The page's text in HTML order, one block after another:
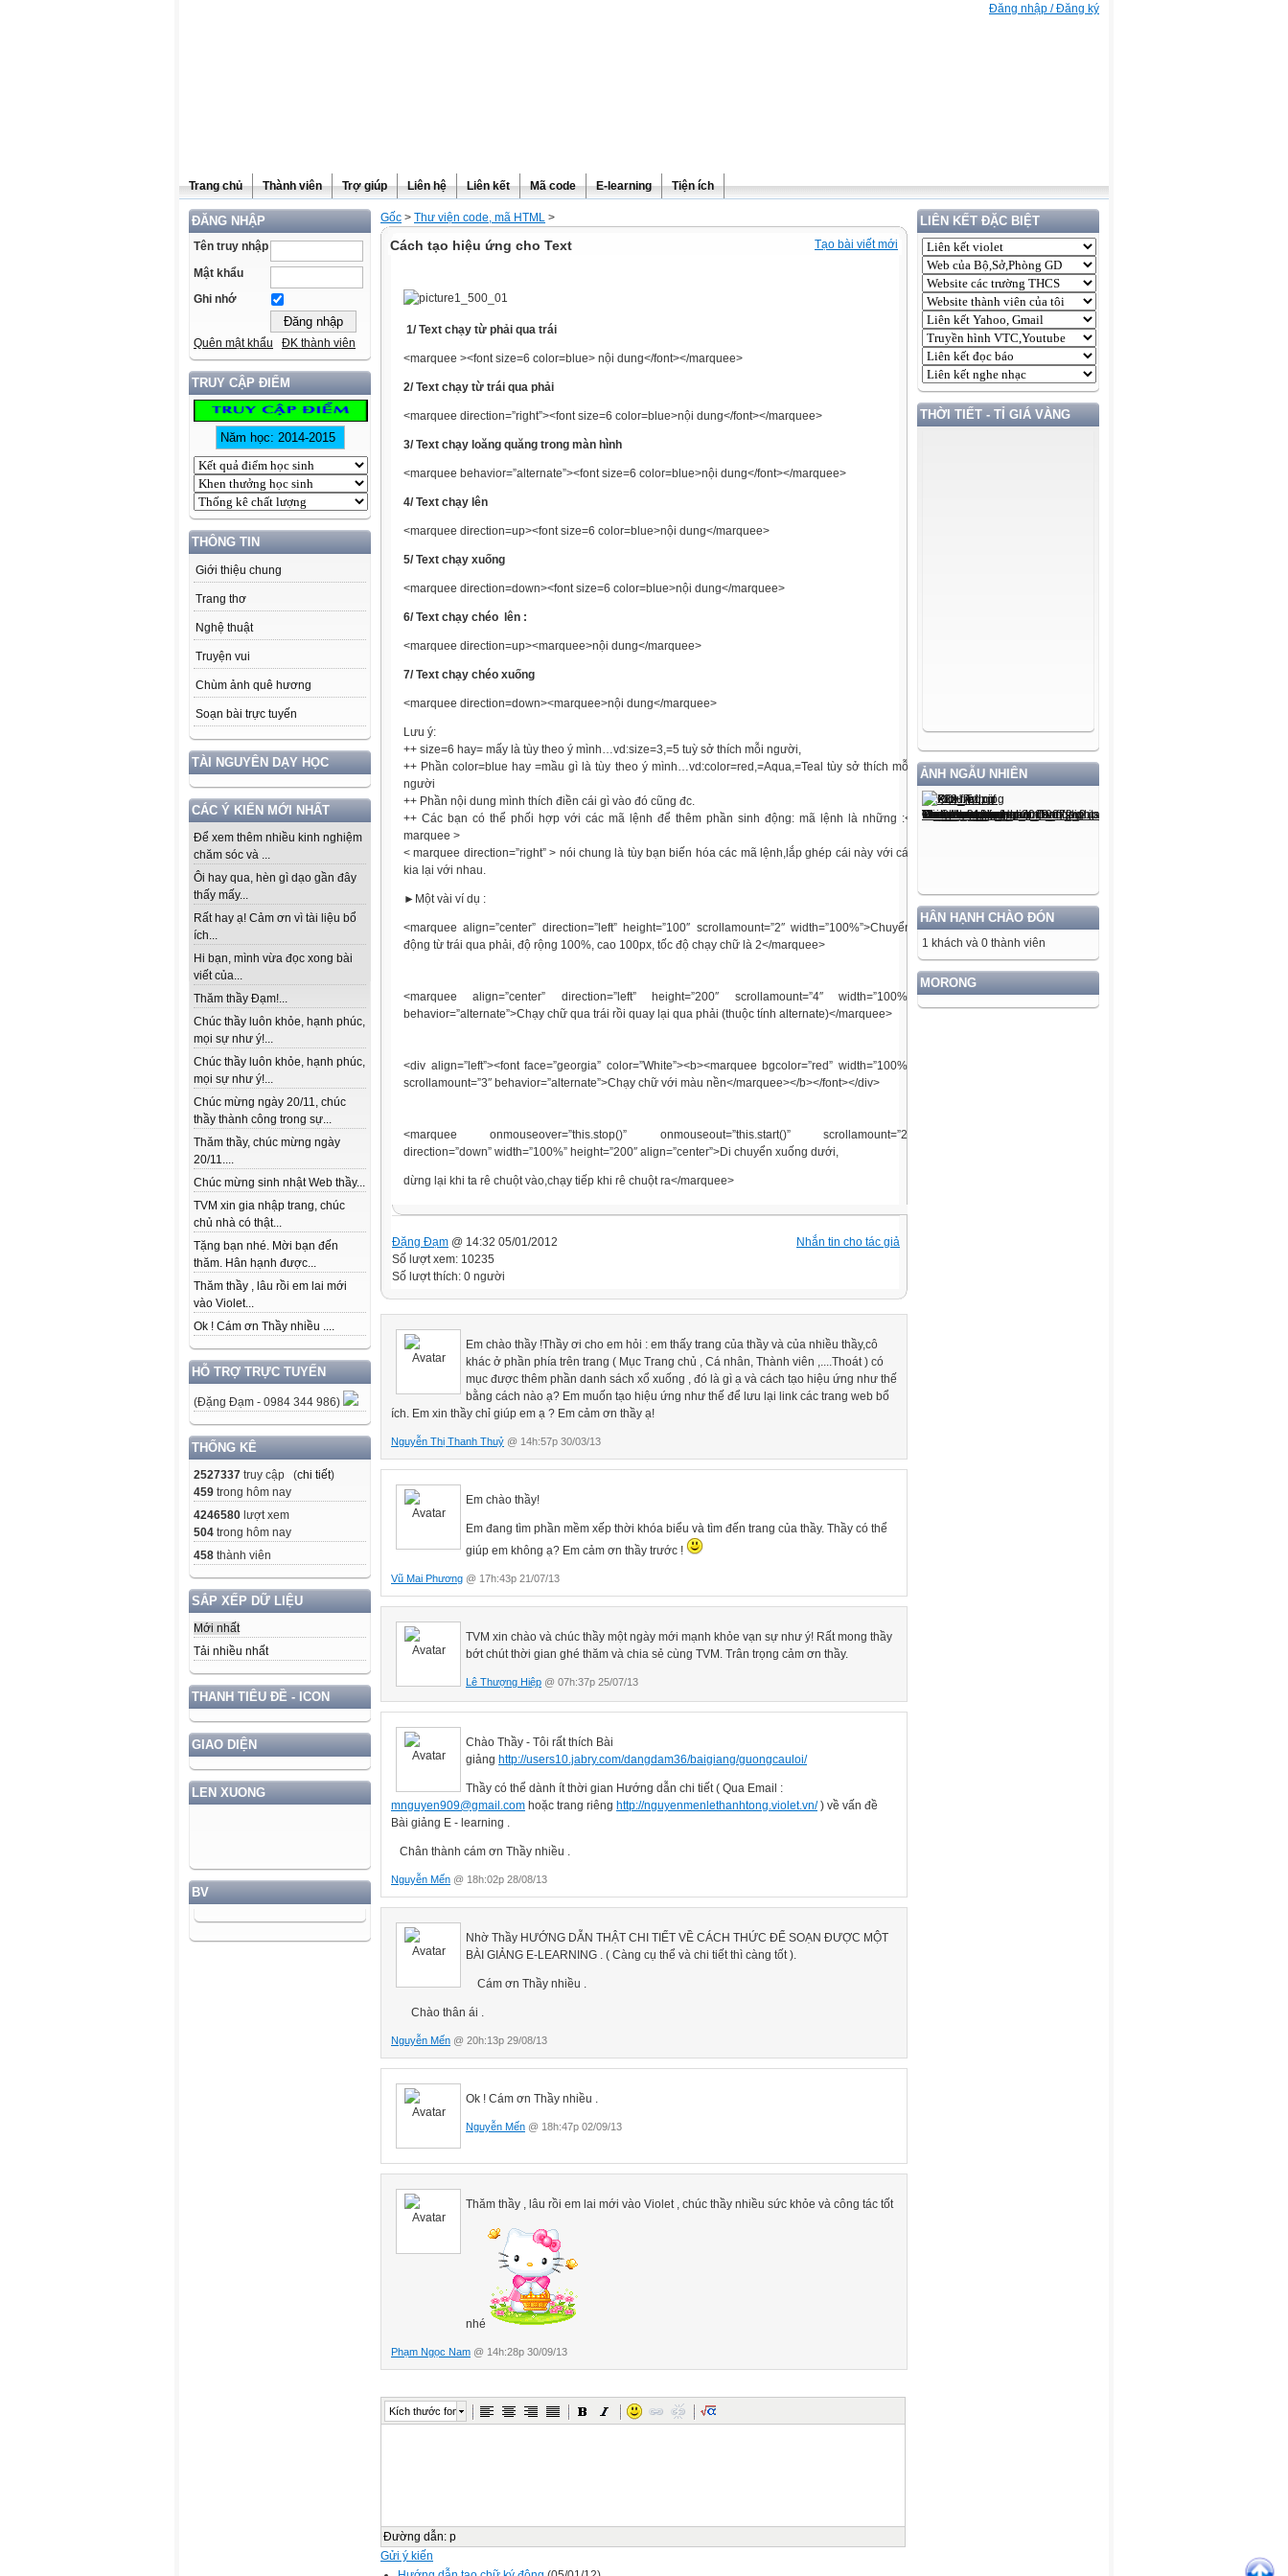
Đăng nhập / Đăng ký
Trang chủ Thành viên Trợ giúp Liên hệ Liên kết Mã code E-learning Tiện ích
ĐĂNG NHẬP
Tên truy nhập
Mật khẩu
Ghi nhớ
Quên mật khẩu ĐK thành viên
TRUY CẬP ĐIỂM
THÔNG TIN
Giới thiệu chung
Trang thơ
Nghệ thuật
Truyện vui
Chùm ảnh quê hương
Soạn bài trực tuyến
TÀI NGUYÊN DẠY HỌC
CÁC Ý KIẾN MỚI NHẤT
Để xem thêm nhiều kinh nghiệm
chăm sóc và ...
Ôi hay qua, hèn gì dạo gần đây
thấy mấy...
Rất hay ạ! Cảm ơn vì tài liệu bổ
ích...
Hi bạn, mình vừa đọc xong bài
viết của...
Thăm thầy Đạm!...
Chúc thầy luôn khỏe, hạnh phúc,
mọi sự như ý!...
Chúc thầy luôn khỏe, hạnh phúc,
mọi sự như ý!...
Chúc mừng ngày 20/11, chúc
thầy thành công trong sự...
Thăm thầy, chúc mừng ngày
20/11....
Chúc mừng sinh nhật Web thầy...
TVM xin gia nhập trang, chúc
chủ nhà có thật...
Tặng bạn nhé. Mời bạn đến
thăm. Hân hạnh được...
Thăm thầy , lâu rồi em lai mới
vào Violet...
Ok ! Cám ơn Thầy nhiều ....
HỖ TRỢ TRỰC TUYẾN
(Đặng Đạm - 0984 344 986)
THỐNG KÊ
2527337 truy cập (chi tiết)
459 trong hôm nay
4246580 lượt xem
504 trong hôm nay
458 thành viên
SẮP XẾP DỮ LIỆU
Mới nhất
Tải nhiều nhất
THANH TIÊU ĐỀ - ICON
GIAO DIỆN
LEN XUONG
BV
LIÊN KẾT ĐẶC BIỆT
THỜI TIẾT - TỈ GIÁ VÀNG
ẢNH NGẪU NHIÊN
HÂN HẠNH CHÀO ĐÓN
1 khách và 0 thành viên
MORONG
Gốc > Thư viện code, mã HTML >
Tạo bài viết mới
Cách tạo hiệu ứng cho Text
1/ Text chạy từ phải qua trái
<marquee ><font size=6 color=blue> nội dung</font></marquee>
2/ Text chạy từ trái qua phải
<marquee direction=”right”><font size=6 color=blue>nội dung</font></marquee>
3/ Text chạy loăng quăng trong màn hình
<marquee behavior=”alternate”><font size=6 color=blue>nội dung</font></marquee>
4/ Text chạy lên
<marquee direction=up><font size=6 color=blue>nội dung</marquee>
5/ Text chạy xuống
<marquee direction=down><font size=6 color=blue>nội dung</marquee>
6/ Text chạy chéo lên :
<marquee direction=up><marquee>nội dung</marquee>
7/ Text chạy chéo xuống
<marquee direction=down><marquee>nội dung</marquee>
Lưu ý:
++ size=6 hay= mấy là tùy theo ý mình…vd:size=3,=5 tuỳ sở thích mỗi người,
++ Phần color=blue hay =mầu gì là tùy theo ý mình…vd:color=red,=Aqua,=Teal tùy sở thích mỗi
người
++ Phần nội dung mình thích điền cái gì vào đó cũng đc.
++ Các bạn có thể phối hợp với các mã lệnh để thêm phần sinh động: mã lệnh là những :<
marquee >
< marquee direction=”right” > nói chung là tùy bạn biến hóa các mã lệnh,lắp ghép cái này với cái
kia lại với nhau.
►Một vài ví dụ :
<marquee align=”center” direction=”left” height=”100″ scrollamount=”2″ width=”100%”>Chuyển
động từ trái qua phải, độ rộng 100%, cao 100px, tốc độ chạy chữ là 2</marquee>
<marquee align=”center” direction=”left” height=”200″ scrollamount=”4″ width=”100%”
behavior=”alternate”>Chạy chữ qua trái rồi quay lại qua phải (thuộc tính alternate)</marquee>
<div align=”left”><font face=”georgia” color=”White”><b><marquee bgcolor=”red” width=”100%”
scrollamount=”3″ behavior=”alternate”>Chạy chữ với màu nền</marquee></b></font></div>
<marquee onmouseover=”this.stop()” onmouseout=”this.start()” scrollamount=”2″
direction=”down” width=”100%” height=”200″ align=”center”>Di chuyển xuống dưới,
dừng lại khi ta rê chuột vào,chạy tiếp khi rê chuột ra</marquee>
Nhắn tin cho tác giả
Đặng Đạm @ 14:32 05/01/2012
Số lượt xem: 10235
Số lượt thích: 0 người
Em chào thầy !Thầy ơi cho em hỏi : em thấy trang của thầy và của nhiều thầy,cô
khác ở phần phía trên trang ( Mục Trang chủ , Cá nhân, Thành viên ,....Thoát ) có
mục được thêm phần danh sách xổ xuống , đó là gì ạ và cách tạo hiệu ứng như thế
bằng cách nào ạ? Em muốn tạo hiệu ứng như thế để lưu lại link các trang web bổ
ích. Em xin thầy chỉ giúp em ạ ? Em cảm ơn thầy ạ!
Nguyễn Thị Thanh Thuỷ @ 14h:57p 30/03/13
Em chào thầy!
Em đang tìm phần mềm xếp thời khóa biểu và tìm đến trang của thầy. Thầy có thể
giúp em không ạ? Em cảm ơn thầy trước !
Vũ Mai Phương @ 17h:43p 21/07/13
TVM xin chào và chúc thầy một ngày mới mạnh khỏe vạn sự như ý! Rất mong thầy
bớt chút thời gian ghé thăm và chia sẻ cùng TVM. Trân trọng cảm ơn thầy.
Lê Thượng Hiệp @ 07h:37p 25/07/13
Chào Thầy - Tôi rất thích Bài
giảng http://users10.jabry.com/dangdam36/baigiang/guongcauloi/
Thầy có thể dành ít thời gian Hướng dẫn chi tiết ( Qua Email :
mnguyen909@gmail.com hoặc trang riêng http://nguyenmenlethanhtong.violet.vn/) về vấn đề
Bài giảng E - learning .
Chân thành cám ơn Thầy nhiều .
Nguyễn Mến @ 18h:02p 28/08/13
Nhờ Thầy HƯỚNG DẪN THẬT CHI TIẾT VỀ CÁCH THỨC ĐỂ SOẠN ĐƯỢC MỘT
BÀI GIẢNG E-LEARNING . ( Càng cụ thể và chi tiết thì càng tốt ).
Cám ơn Thầy nhiều .
Chào thân ái .
Nguyễn Mến @ 20h:13p 29/08/13
Ok ! Cám ơn Thầy nhiều .
Nguyễn Mến @ 18h:47p 02/09/13
Thăm thầy , lâu rồi em lai mới vào Violet , chúc thầy nhiều sức khỏe và công tác tốt
nhé
Phạm Ngọc Nam @ 14h:28p 30/09/13
Kích thước font
Đường dẫn: p
Gửi ý kiến